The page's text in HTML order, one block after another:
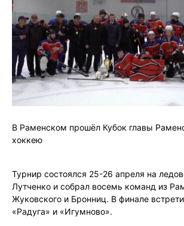
В Раменском прошёл Кубок главы
хоккею
Турнир состоялся 25-26 апреля на
Лутченко и собрал восемь команд из
Жуковского и Бронниц. В финале
«Радуга» и «Игумново».